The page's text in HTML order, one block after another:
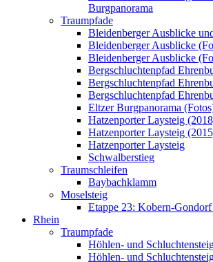
Burgpanorama
Traumpfade
Bleidenberger Ausblicke
Bleidenberger Ausblicke
Bleidenberger Ausblicke
Bergschluchtenpfad
Bergschluchtenpfad
Bergschluchtenpfad
Eltzer Burgpanorama
Hatzenporter Laysteig
Hatzenporter Laysteig
Hatzenporter Laysteig
Schwalberstieg
Traumschleifen
Baybachklamm
Moselsteig
Etappe 23: Kobern-
Rhein
Traumpfade
Höhlen- und
Höhlen- und